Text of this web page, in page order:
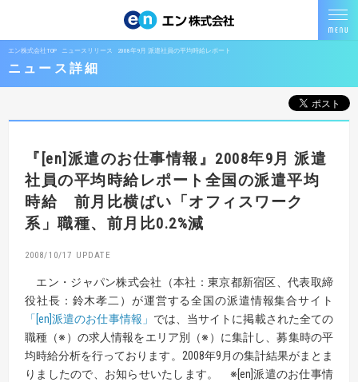
エン株式会社TOP ニュースリリース 2008年9月 派遣社員の平均時給レポート
ニュース詳細
『[en]派遣のお仕事情報』 2008年9月 派遣
社員の平均時給レポート 全国の派遣平均
時給 前月比横ばい 「オフィスワーク
系」職種、前月比0.2%減
2008/10/17
エン・ジャパン株式会社（本社：東京都新宿区、代表取締
役社長：鈴木孝二）が運営する全国の派遣情報集合サイト
「[en]派遣のお仕事情報」 では、当サイトに掲載された全ての
職種 （※） の求人情報をエリア別 （※） に集計し、募集時の平
均時給分析を行っております。2008年9月の集計結果がまとま
りましたので、お知らせいたします。 ※[en]派遣のお仕事情